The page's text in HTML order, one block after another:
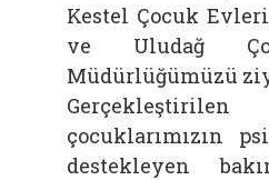
Kestel Çocuk
ve Uludağ
Müdürlüğümüzü
çocuklarımızın
destekleyen